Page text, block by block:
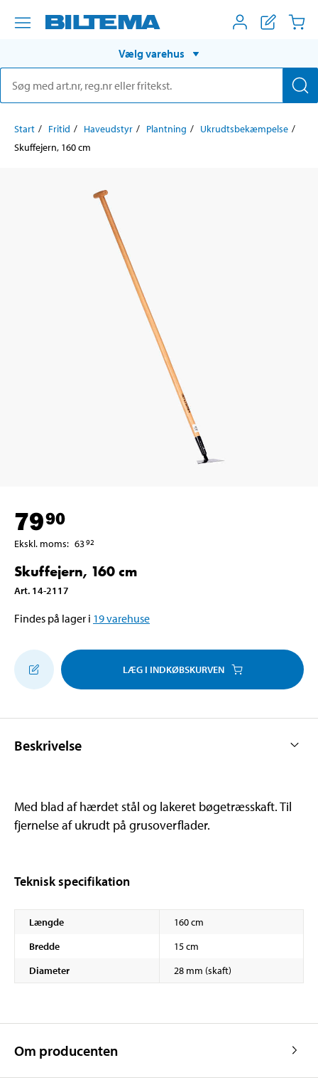
Vælg varehus
Start Fritid Haveudstyr Plantning
Ukrudtsbekæmpelse
Skuffejern, 160 cm
7990
Ekskl. moms: 6392
Skuffejern, 160 cm
Art. 14-2117
Findes på lager i 19varehuse
LÆG I INDKØBSKURVEN
Beskrivelse
Med blad af hærdet stål og lakeret bøgetræsskaft. Til
fjernelse af ukrudt på grusoverflader.
Teknisk specifikation
Længde
160 cm
Bredde
15 cm
Diameter
28 mm (skaft)
Om producenten